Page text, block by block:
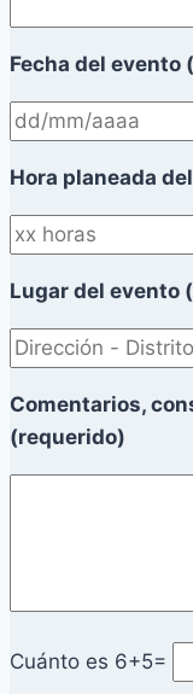
Fecha del evento
Hora planeada
Lugar del evento
Comentarios,
(requerido)
Cuánto es 6+5=